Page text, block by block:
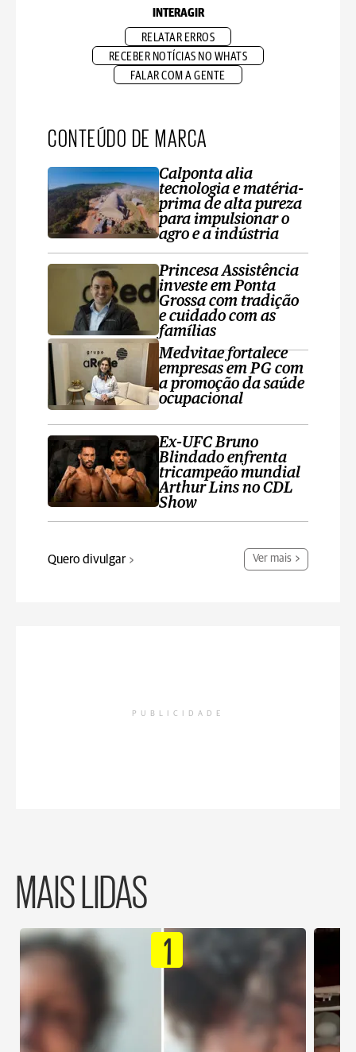
INTERAGIR
RELATAR ERROS
RECEBER NOTÍCIAS NO WHATS
FALAR COM A GENTE
CONTEÚDO DE MARCA
Calponta alia
tecnologia e matéria-
prima de alta pureza
para impulsionar o
agro e a indústria
Princesa Assistência
investe em Ponta
Grossa com tradição
e cuidado com as
famílias
Medvitae fortalece
empresas em PG com
a promoção da saúde
ocupacional
Ex-UFC Bruno
Blindado enfrenta
tricampeão mundial
Arthur Lins no CDL
Show
Quero divulgar Ver mais
PUBLICIDADE
MAIS LIDAS
1